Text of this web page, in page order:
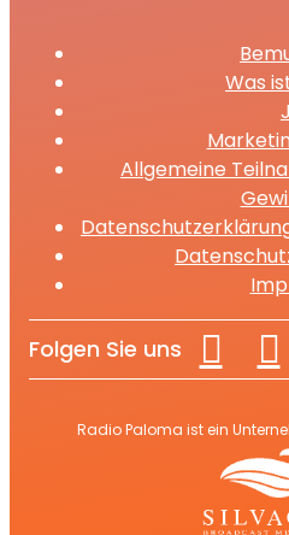
Was
Allgemeine
Folgen Sie uns
Radio Paloma ist ein